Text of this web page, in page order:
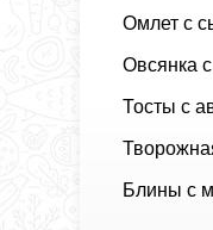
Омлет с
Овсянка
Тосты с
Блины с